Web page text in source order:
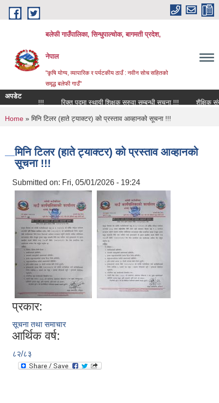
Skip to main content
बलेफी गाउँपालिका, सिन्धुपाल्चोक, बागमती प्रदेश,
नेपाल
"कृषि योग्य, व्यापारिक र पर्यटकीय ठाउँ : नवीन सोच सहितको
समृद्ध बलेफी गाउँ"
अपडेट
रिक्त पदमा स्थायी शिक्षक सरुवा सम्बन्धी सूचना !!! शैक्षिक
You are here
Home » मिनि टिलर (हाते ट्याक्टर) को प्रस्ताव आव्हानको सूचना !!!
मिनि टिलर (हाते ट्याक्टर) को प्रस्ताव आव्हानको
सूचना !!!
Submitted on: Fri, 05/01/2026 - 19:24
प्रकार:
सूचना तथा समाचार
आर्थिक वर्ष:
८२/८३